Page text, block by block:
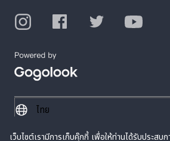
เว็บไซต์เรามีการเก็บคุ๊กกี้ เพื่อให้ท่านได้รับประสบ